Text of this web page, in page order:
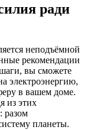
ради
неподъёмной
рекомендации
вы сможете
электроэнергию,
в вашем доме.
из этих
разом
планеты.